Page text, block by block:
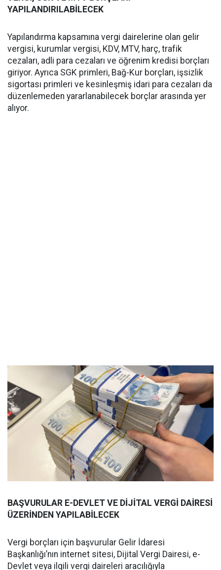
YAPILANDIRILABİLECEK
Yapılandırma kapsamına vergi dairelerine olan gelir
vergisi, kurumlar vergisi, KDV, MTV, harç, trafik
cezaları, adli para cezaları ve öğrenim kredisi borçları
giriyor. Ayrıca SGK primleri, Bağ-Kur borçları, işsizlik
sigortası primleri ve kesinleşmiş idari para cezaları da
düzenlemeden yararlanabilecek borçlar arasında yer
alıyor.
BAŞVURULAR E-DEVLET VE DİJİTAL VERGİ DAİRESİ
ÜZERİNDEN YAPILABİLECEK
Vergi borçları için başvurular Gelir İdaresi
Başkanlığı’nın internet sitesi, Dijital Vergi Dairesi, e-
Devlet veya ilgili vergi daireleri aracılığıyla